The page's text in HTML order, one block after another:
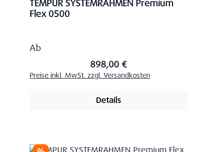
TEMPUR SYSTEMRAHMEN Premium
Flex 0500
Regulärer Preis:
Ab
898,00 €
Preise inkl. MwSt. zzgl. Versandkosten
Details